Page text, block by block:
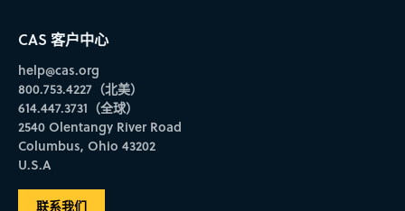
CAS 客户中心
help@cas.org
800.753.4227（北美）
614.447.3731（全球）
2540 Olentangy River Road
Columbus, Ohio 43202
U.S.A
联系我们